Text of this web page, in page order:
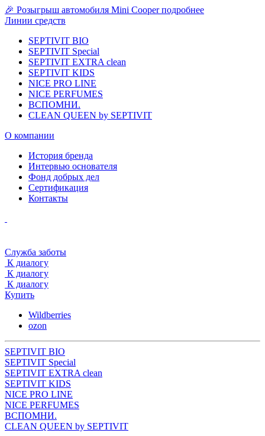
🎉 Розыгрыш автомобиля Mini Cooper подробнее
Линии средств
SEPTIVIT BIO
SEPTIVIT Special
SEPTIVIT EXTRA clean
SEPTIVIT KIDS
NICE PRO LINE
NICE PERFUMES
ВСПОМНИ.
CLEAN QUEEN by SEPTIVIT
О компании
История бренда
Интервью основателя
Фонд добрых дел
Сертификация
Контакты
Служба заботы
К диалогу
К диалогу
К диалогу
Купить
Wildberries
ozon
SEPTIVIT BIO
SEPTIVIT Special
SEPTIVIT EXTRA clean
SEPTIVIT KIDS
NICE PRO LINE
NICE PERFUMES
ВСПОМНИ.
CLEAN QUEEN by SEPTIVIT